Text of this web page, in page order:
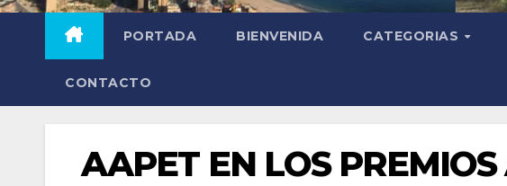
PORTADA BIENVENIDA CATEGORIAS
CONTACTO
AAPET EN LOS PREMIOS